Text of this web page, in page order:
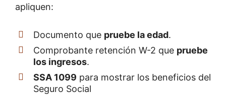
apliquen:
Documento que pruebe la edad.
Comprobante retención W-2 que pruebe
los ingresos.
SSA 1099 para mostrar los beneficios del
Seguro Social